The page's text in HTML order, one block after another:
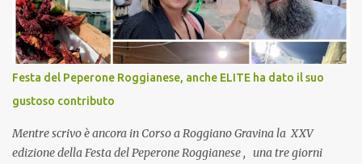
mie capi! CoCo : Pranzo aziendale? Una bella idea! Cuocapercaso :
si, è un modo per riunirsi tutti a fine anno e tirare le somme…
naturalmente mangiando tutti insieme, con grande convivialità!
CoCo : è naturale il cibo, come sappiamo bene, funziona spesso da
collante e anche nel lavoro riesce a creare spesso l’ambiente
favorevole per molte belle opportunità, non trovi? Cuocapercaso :
Si, concordo! …addirittura si dice...
Festa del Peperone Roggianese, anche ELITE ha dato il suo
gustoso contributo
Mentre scrivo è ancora in Corso a Roggiano Gravina la XXV
edizione della Festa del Peperone Roggianese , una tre giorni